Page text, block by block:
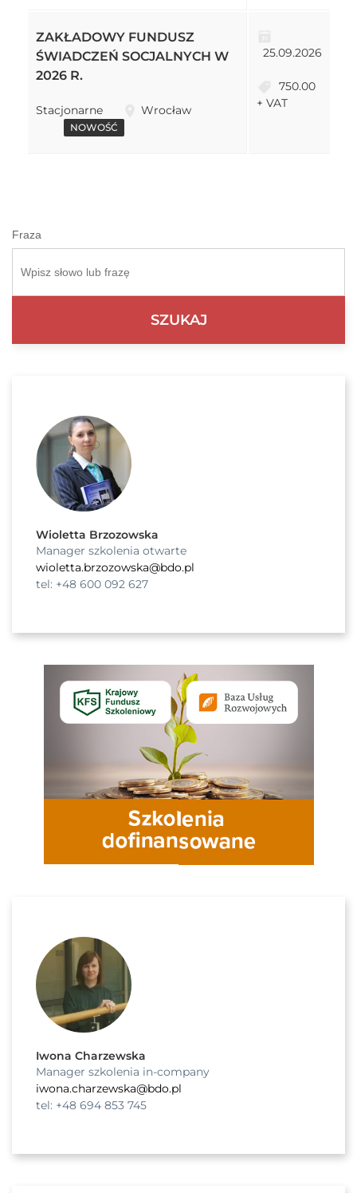
ZAKŁADOWY FUNDUSZ
ŚWIADCZEŃ SOCJALNYCH W
2026 R.
Stacjonarne Wrocław
NOWOŚĆ
25.09.2026
750.00
+ VAT
Fraza
Wioletta Brzozowska
Manager szkolenia otwarte
wioletta.brzozowska@bdo.pl
tel: +48 600 092 627
Iwona Charzewska
Manager szkolenia in-company
iwona.charzewska@bdo.pl
tel: +48 694 853 745